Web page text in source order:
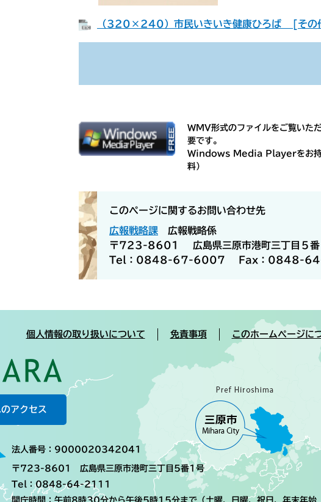
（320×240）市民いきいき健康ひろば [そ
WMV形式のファイルをご覧い
要です。
Windows Media Playerをお持ち
料）
このページに関するお問い合わせ先
広報戦略課
広報戦略係
〒723-8601
広島県三原市港町三丁目５番
Tel：0848-67-6007
Fax：0848-
個人情報の取り扱いについて 免責事項 このホームページに
アクセス
法人番号：9000020342041
〒723-8601 広島県三原市港町三丁目5番1号
Tel：0848-64-2111